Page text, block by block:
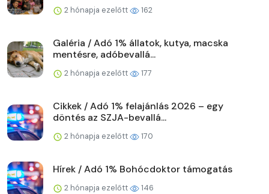
2 hónapja ezelőtt 162
Galéria / Adó 1% állatok, kutya, macska
mentésre, adóbevallá...
2 hónapja ezelőtt 177
Cikkek / Adó 1% felajánlás 2026 – egy
döntés az SZJA-bevallá...
2 hónapja ezelőtt 170
Hírek / Adó 1% Bohócdoktor támogatás
2 hónapja ezelőtt 146